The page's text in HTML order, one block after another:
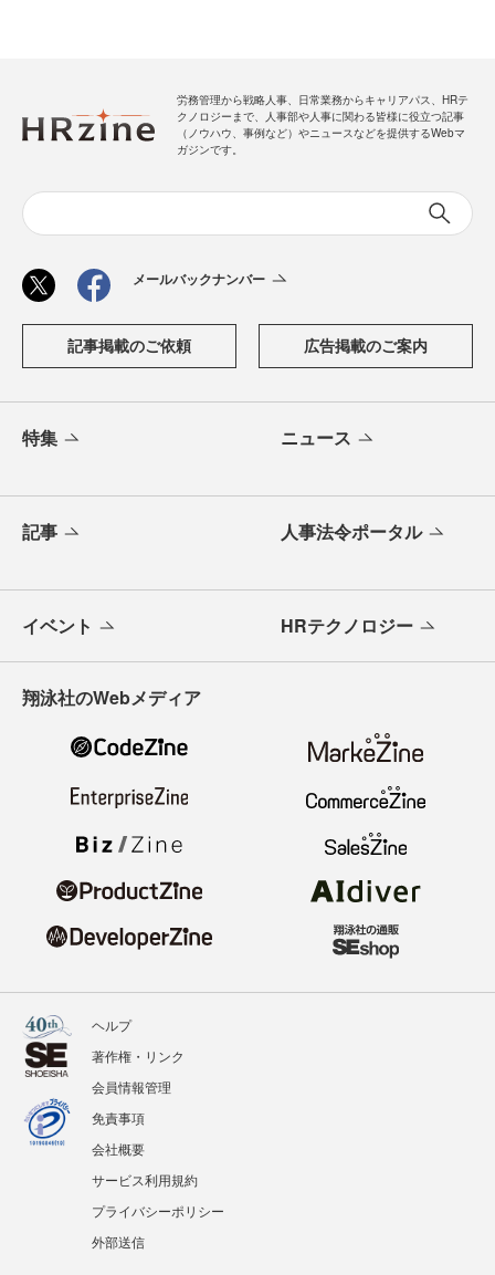
労務管理から戦略人事、日常業務からキャリアパス、HRテ
クノロジーまで、人事部や人事に関わる皆様に役立つ記事
（ノウハウ、事例など）やニュースなどを提供するWebマ
ガジンです。
メールバックナンバー
記事掲載のご依頼 広告掲載のご案内
特集 ニュース
記事 人事法令ポータル
イベント HRテクノロジー
翔泳社のWebメディア
ヘルプ
著作権・リンク
会員情報管理
免責事項
会社概要
サービス利用規約
プライバシーポリシー
外部送信